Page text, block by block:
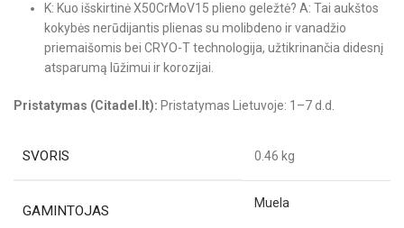
K: Kuo išskirtinė X50CrMoV15 plieno geležtė? A: Tai aukštos
kokybės nerūdijantis plienas su molibdeno ir vanadžio
priemaišomis bei CRYO-T technologija, užtikrinančia didesnį
atsparumą lūžimui ir korozijai.
Pristatymas (Citadel.lt): Pristatymas Lietuvoje: 1–7 d.d.
SVORIS 0.46 kg
GAMINTOJAS Muela